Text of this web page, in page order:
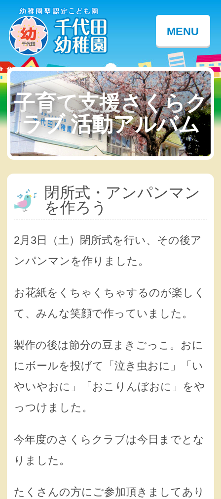
MENU
子育て支援さくらク
ラブ 活動アルバム
閉所式・アンパンマン
を作ろう
2月3日（土）閉所式を行い、その後ア
ンパンマンを作りました。
お花紙をくちゃくちゃするのが楽しく
て、みんな笑顔で作っていました。
製作の後は節分の豆まきごっこ。おに
にボールを投げて「泣き虫おに」「い
やいやおに」「おこりんぼおに」をや
っつけました。
今年度のさくらクラブは今日までとな
りました。
たくさんの方にご参加頂きましてあり